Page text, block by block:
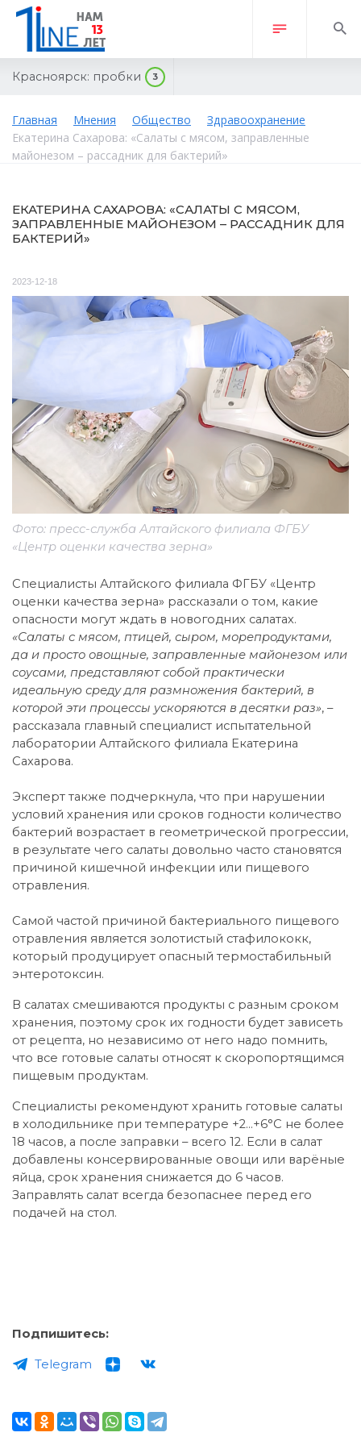
Красноярск: пробки 3
Главная Мнения Общество
Здравоохранение
Екатерина Сахарова: «Салаты с мясом, заправленные
майонезом – рассадник для бактерий»
ЕКАТЕРИНА САХАРОВА: «САЛАТЫ С МЯСОМ,
ЗАПРАВЛЕННЫЕ МАЙОНЕЗОМ – РАССАДНИК ДЛЯ
БАКТЕРИЙ»
2023-12-18
Фото: пресс-служба Алтайского филиала ФГБУ
«Центр оценки качества зерна»
Специалисты Алтайского филиала ФГБУ «Центр
оценки качества зерна» рассказали о том, какие
опасности могут ждать в новогодних салатах.
«Салаты с мясом, птицей, сыром, морепродуктами,
да и просто овощные, заправленные майонезом или
соусами, представляют собой практически
идеальную среду для размножения бактерий, в
которой эти процессы ускоряются в десятки раз», –
рассказала главный специалист испытательной
лаборатории Алтайского филиала Екатерина
Сахарова.
Эксперт также подчеркнула, что при нарушении
условий хранения или сроков годности количество
бактерий возрастает в геометрической прогрессии,
в результате чего салаты довольно часто становятся
причиной кишечной инфекции или пищевого
отравления.
Самой частой причиной бактериального пищевого
отравления является золотистый стафилококк,
который продуцирует опасный термостабильный
энтеротоксин.
В салатах смешиваются продукты с разным сроком
хранения, поэтому срок их годности будет зависеть
от рецепта, но независимо от него надо помнить,
что все готовые салаты относят к скоропортящимся
пищевым продуктам.
Специалисты рекомендуют хранить готовые салаты
в холодильнике при температуре +2...+6°С не более
18 часов, а после заправки – всего 12. Если в салат
добавлены консервированные овощи или варёные
яйца, срок хранения снижается до 6 часов.
Заправлять салат всегда безопаснее перед его
подачей на стол.
Подпишитесь:
Telegram